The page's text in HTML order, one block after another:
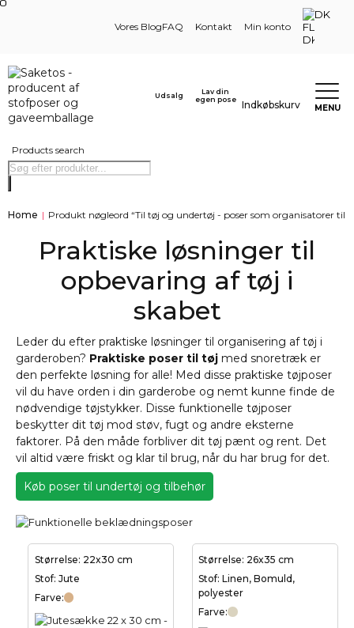
Vores BlogFAQ Kontakt Min konto
DK
Products search
Udsalg
Lav din
egen pose
Indkøbskurv MENU
Home | Produkt nøgleord “Til tøj og undertøj - poser som organisatorer til
Praktiske løsninger til
opbevaring af tøj i
skabet
Leder du efter praktiske løsninger til organisering af tøj i
garderoben? Praktiske poser til tøj med snoretræk er
den perfekte løsning for alle! Med disse praktiske tøjposer
vil du have orden i din garderobe og nemt kunne finde de
nødvendige tøjstykker. Disse funktionelle tøjposer
beskytter dit tøj mod støv, fugt og andre eksterne
faktorer. På den måde forbliver dit tøj pænt og rent. Det
vil altid være friskt og klar til brug, når du har brug for det.
Køb poser til undertøj og tilbehør
Størrelse: 22x30 cm
Stof: Jute
Farve:
Størrelse: 26x35 cm
Stof: Linen, Bomuld,
polyester
Farve: